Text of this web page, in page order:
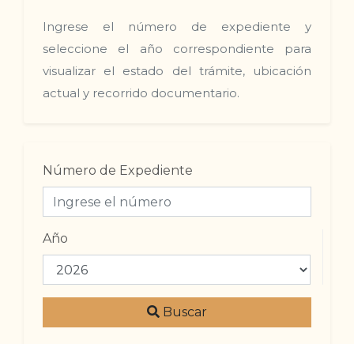
Ingrese el número de expediente y
seleccione el año correspondiente para
visualizar el estado del trámite, ubicación
actual y recorrido documentario.
Número de Expediente
Año
Buscar